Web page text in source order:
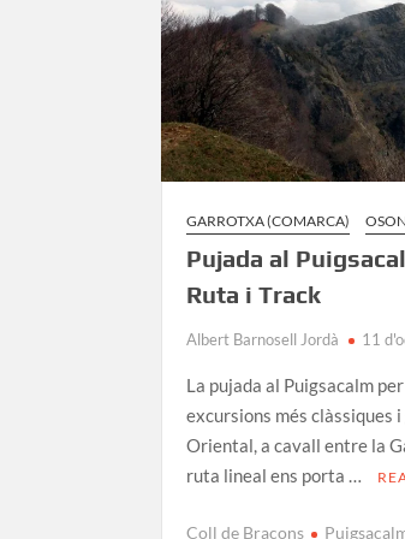
GARROTXA (COMARCA)
Pujada al
Ruta i Track
Albert Barnosell Jordà 11
La pujada al Puigsacalm
excursions més
Oriental, a cavall entre la
ruta lineal ens porta …
Coll de Bracons